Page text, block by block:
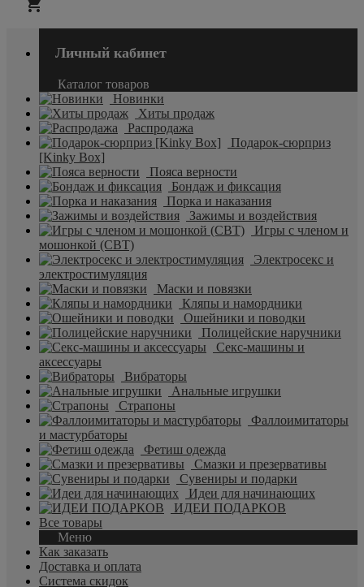
Личный кабинет
Каталог товаров
Новинки
Хиты продаж
Распродажа
Подарок-сюрприз
[Kinky Box]
Пояса верности
Бондаж и фиксация
Порка и наказания
Зажимы и воздействия
Игры с членом и
мошонкой (CBT)
Электросекс и
электростимуляция
Маски и повязки
Кляпы и намордники
Ошейники и поводки
Полицейские наручники
Секс-машины и
аксессуары
Вибраторы
Анальные игрушки
Страпоны
Фаллоимитаторы
и мастурбаторы
Фетиш одежда
Смазки и презервативы
Сувениры и подарки
Идеи для начинающих
ИДЕИ ПОДАРКОВ
Все товары
Меню
Как заказать
Доставка и оплата
Система скидок